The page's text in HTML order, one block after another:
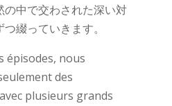
中で交わされた深い対
綴っていきます。
épisodes, nous
des
plusieurs grands